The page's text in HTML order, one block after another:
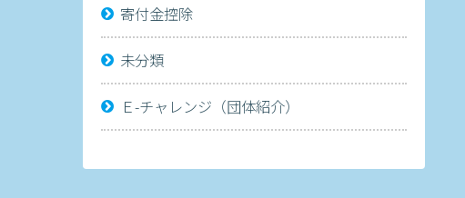
寄付金控除
未分類
Ｅ-チャレンジ（団体紹介）